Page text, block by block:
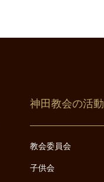
神田教会の活動
教会委員会
子供会